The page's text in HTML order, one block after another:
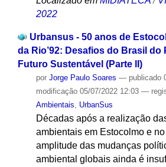
2022
Urbansus - 50 anos de
da Rio’92: Desafios do Brasil do
Futuro Sustentável (Parte lI)
por Jorge Paulo Soares — publicado
modificação05/07/2022 12:03 —
Ambientais
UrbanSus
Décadas após a realização
ambientais em Estocolmo e
amplitude das mudanças
ambiental globais ainda é